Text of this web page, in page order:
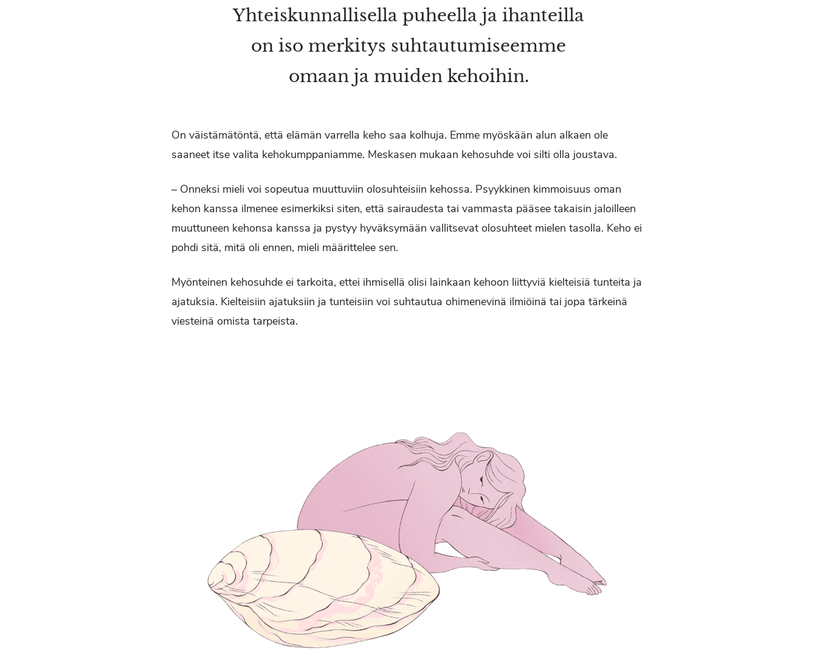
Yhteiskunnallisella puheella ja ihanteilla
on iso merkitys suhtautumiseemme
omaan ja muiden kehoihin.
On väistämätöntä, että elämän varrella keho saa kolhuja. Emme myöskään alun alkaen ole
saaneet itse valita kehokumppaniamme. Meskasen mukaan kehosuhde voi silti olla joustava.
– Onneksi mieli voi sopeutua muuttuviin olosuhteisiin kehossa. Psyykkinen kimmoisuus oman
kehon kanssa ilmenee esimerkiksi siten, että sairaudesta tai vammasta pääsee takaisin jaloilleen
muuttuneen kehonsa kanssa ja pystyy hyväksymään vallitsevat olosuhteet mielen tasolla. Keho ei
pohdi sitä, mitä oli ennen, mieli määrittelee sen.
Myönteinen kehosuhde ei tarkoita, ettei ihmisellä olisi lainkaan kehoon liittyviä kielteisiä tunteita ja
ajatuksia. Kielteisiin ajatuksiin ja tunteisiin voi suhtautua ohimenevinä ilmiöinä tai jopa tärkeinä
viesteinä omista tarpeista.